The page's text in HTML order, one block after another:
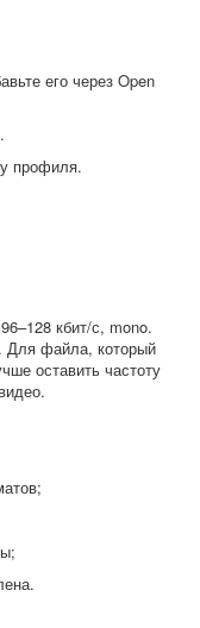
его через Open
профиля.
кбит/с, mono.
Для файла, который
оставить частоту